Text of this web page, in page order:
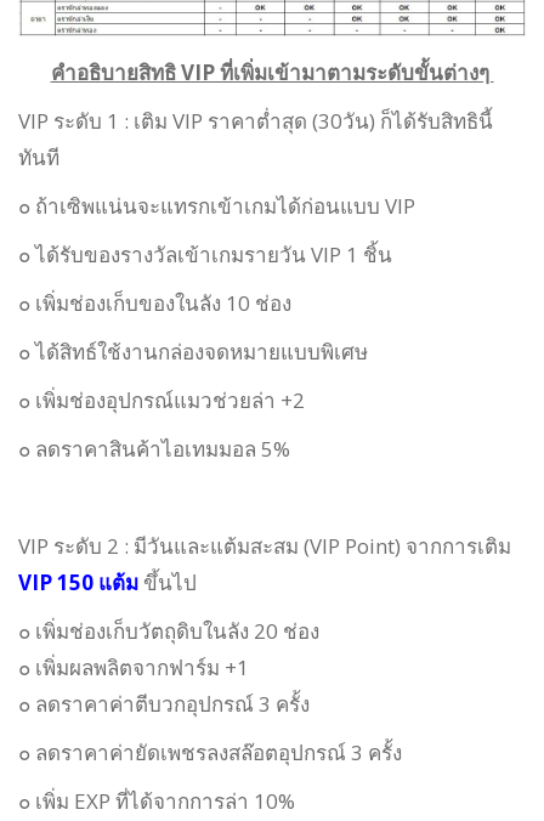
คำอธิบายสิทธิ VIP ที่เพิ่มเข้ามาตามระดับขั้นต่างๆ
VIP ระดับ 1 : เติม VIP ราคาต่ำสุด (30วัน) ก็ได้รับสิทธินี้
ทันที
๐ ถ้าเซิพแน่นจะแทรกเข้าเกมได้ก่อนแบบ VIP
๐ ได้รับของรางวัลเข้าเกมรายวัน VIP 1 ชิ้น
๐ เพิ่มช่องเก็บของในลัง 10 ช่อง
๐ ได้สิทธ์ใช้งานกล่องจดหมายแบบพิเศษ
๐ เพิ่มช่องอุปกรณ์แมวช่วยล่า +2
๐ ลดราคาสินค้าไอเทมมอล 5%
VIP ระดับ 2 : มีวันและแต้มสะสม (VIP Point) จากการเติม
VIP 150 แต้ม ขึ้นไป
๐ เพิ่มช่องเก็บวัตถุดิบในลัง 20 ช่อง
๐ เพิ่มผลพลิตจากฟาร์ม +1
๐ ลดราคาค่าตีบวกอุปกรณ์ 3 ครั้ง
๐ ลดราคาค่ายัดเพชรลงสล๊อตอุปกรณ์ 3 ครั้ง
๐ เพิ่ม EXP ที่ได้จากการล่า 10%